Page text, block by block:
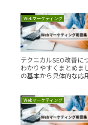
Webマーケティング
テクニカルSEO改善に
わかりやすくまとめま
の基本から具体的な応
Webマーケティング